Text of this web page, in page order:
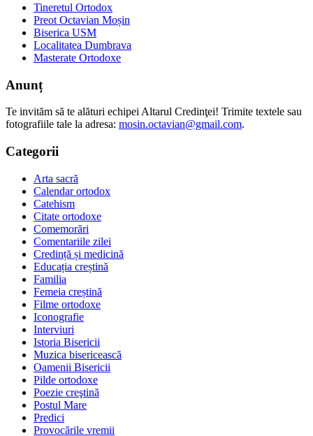
Tineretul Ortodox
Preot Octavian Moșin
Biserica USM
Localitatea Dumbrava
Masterate Ortodoxe
Anunț
Te invităm să te alături echipei Altarul Credinţei! Trimite textele sau
fotografiile tale la adresa: mosin.octavian@gmail.com.
Categorii
Arta sacră
Calendar ortodox
Catehism
Citate ortodoxe
Comemorări
Comentariile zilei
Credință și medicină
Educația creștină
Familia
Femeia creștină
Filme ortodoxe
Iconografie
Interviuri
Istoria Bisericii
Muzica bisericească
Oamenii Bisericii
Pilde ortodoxe
Poezie creştină
Postul Mare
Predici
Provocările vremii